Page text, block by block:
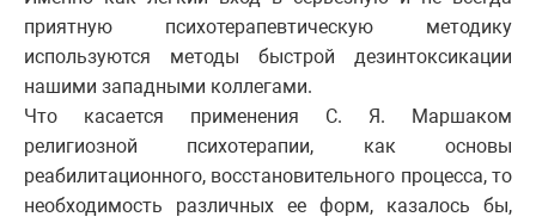
приятную психотерапевтическую методику
используются методы быстрой дезинтоксикации
нашими западными коллегами.
Что касается применения С. Я. Маршаком
религиозной психотерапии, как основы
реабилитационного, восстановительного процесса, то
необходимость различных ее форм, казалось бы,